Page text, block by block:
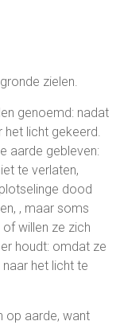
zielen.
genoemd: nadat
het licht gekeerd.
aarde gebleven:
te verlaten,
dood
, maar soms
willen ze zich
houdt: omdat ze
het licht te
op aarde, want